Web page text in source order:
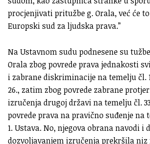
procjenjivati pritužbe g. Orala, već će
Europski sud za ljudska prava.”
Na Ustavnom sudu podnesene su
Orala zbog povrede prava jednakosti
i zabrane diskriminacije na temelju čl.
26., zatim zbog povrede zabrane
izručenja drugoj državi na temelju čl.
povrede prava na pravično suđenje na
1. Ustava. No, njegova obrana navodi i
dozvoljavanjem izručenja prekršila